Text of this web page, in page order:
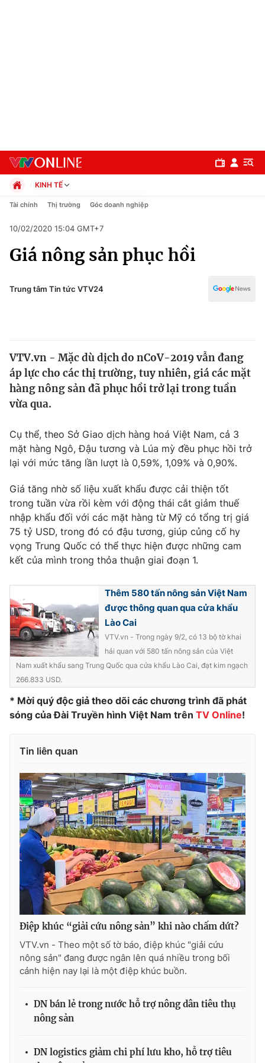
Chuyên mục
Y tế
Thế giới
Tin tức
Thế giới đó đây
Kinh tế
Tài chính
Thị trường
Góc doanh nghiệp
Truyền hình
Phim VTV
Hậu trường
Nhân vật
Khán giả
Giải sao mai
Giải trí
Sao
Du lịch
Làm đẹp
Chất lượng cuộc sống
Giáo dục
Tuyển sinh
Học trực tuyến
Công nghệ
Hitech Công nghệ tương lai
Sản phẩm
Thị trường
Giao lưu trực tuyến
Lịch phát sóng
Chuyên mục khác
Emagazine Podcast
Photo Infographic
Video Shorts video
VTV Money VTV Thể thao
VTV Sức khoẻ Bất động sản
Thị trường 24h Tấm lòng Việt
VTV9
Liên hệ tòa soạn English
KINH TẾ
Chính trị
Pháp luật
Kinh tế
Thể thao
Văn hóa - Giải trí
Giáo dục
Tài chính Thị trường Góc doanh nghiệp
10/02/2020 15:04 GMT+7
Giá nông sản phục hồi
Trung tâm Tin tức VTV24
VTV.vn - Mặc dù dịch do nCoV-2019 vẫn đang
áp lực cho các thị trường, tuy nhiên, giá các mặt
hàng nông sản đã phục hồi trở lại trong tuần
vừa qua.
Cụ thể, theo Sở Giao dịch hàng hoá Việt Nam, cả 3
mặt hàng Ngô, Đậu tương và Lúa mỳ đều phục hồi trở
lại với mức tăng lần lượt là 0,59%, 1,09% và 0,90%.
Giá tăng nhờ số liệu xuất khẩu được cải thiện tốt
trong tuần vừa rồi kèm với động thái cắt giảm thuế
nhập khẩu đối với các mặt hàng từ Mỹ có tổng trị giá
75 tỷ USD, trong đó có đậu tương, giúp củng cố hy
vọng Trung Quốc có thể thực hiện được những cam
kết của mình trong thỏa thuận giai đoạn 1.
Thêm 580 tấn nông sản Việt Nam
được thông quan qua cửa khẩu
Lào Cai
VTV.vn - Trong ngày 9/2, có 13 bộ tờ khai
hải quan với 580 tấn nông sản của Việt
Nam xuất khẩu sang Trung Quốc qua cửa khẩu Lào Cai, đạt kim ngạch
266.833 USD.
* Mời quý độc giả theo dõi các chương trình đã phát
sóng của Đài Truyền hình Việt Nam trên TV Online!
Tin liên quan
Điệp khúc “giải cứu nông sản” khi nào chấm dứt?
VTV.vn - Theo một số tờ báo, điệp khúc "giải cứu
nông sản" đang được ngân lên quá nhiều trong bối
cảnh hiện nay lại là một điệp khúc buồn.
DN bán lẻ trong nước hỗ trợ nông dân tiêu thụ
nông sản
DN logistics giảm chi phí lưu kho, hỗ trợ tiêu